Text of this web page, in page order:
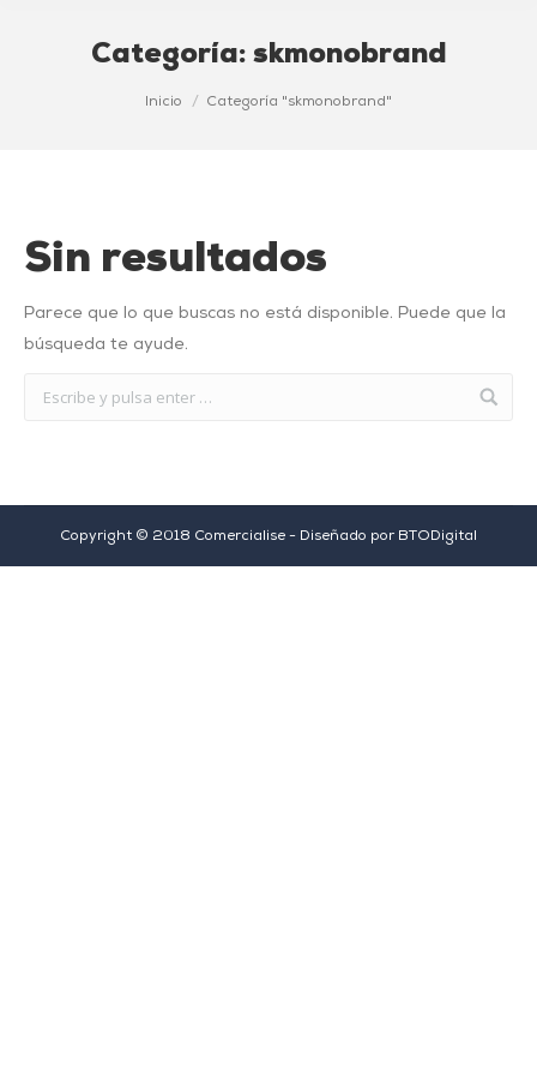
Categoría: skmonobrand
Inicio Categoría "skmonobrand"
Sin resultados
Parece que lo que buscas no está disponible. Puede que la
búsqueda te ayude.
Copyright © 2018 Comercialise - Diseñado por BTODigital